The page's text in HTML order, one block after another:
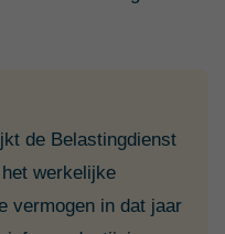
de Belastingdienst
werkelijke
vermogen in dat jaar